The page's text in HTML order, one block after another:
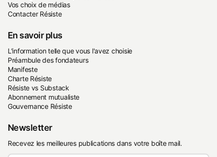
Vos choix de médias
Contacter Résiste
En savoir plus
L'information telle que vous l'avez choisie
Préambule des fondateurs
Manifeste
Charte Résiste
Résiste vs Substack
Abonnement mutualiste
Gouvernance Résiste
Newsletter
Recevez les meilleures publications dans votre boîte mail.